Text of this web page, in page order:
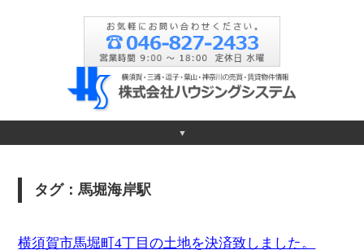
▼
タグ：馬堀海岸駅
横須賀市馬堀町4丁目の土地を決済致しました。